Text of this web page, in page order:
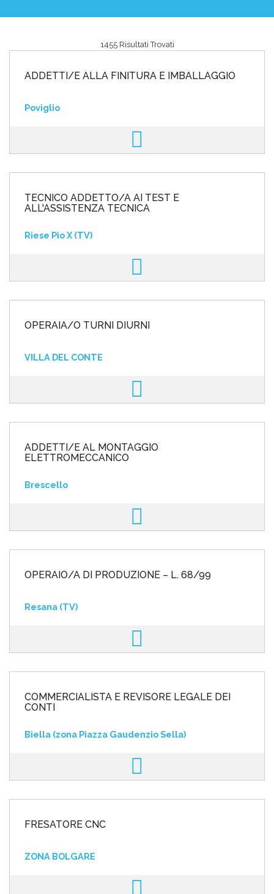
INVIA CV
1455 Risultati Trovati
ADDETTI/E ALLA FINITURA E IMBALLAGGIO
Poviglio
TECNICO ADDETTO/A AI TEST E
ALL'ASSISTENZA TECNICA
Riese Pio X (TV)
OPERAIA/O TURNI DIURNI
VILLA DEL CONTE
ADDETTI/E AL MONTAGGIO
ELETTROMECCANICO
Brescello
OPERAIO/A DI PRODUZIONE – L. 68/99
Resana (TV)
COMMERCIALISTA E REVISORE LEGALE DEI
CONTI
Biella (zona Piazza Gaudenzio Sella)
FRESATORE CNC
ZONA BOLGARE